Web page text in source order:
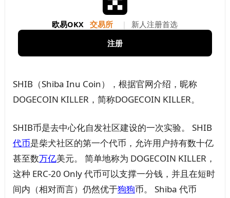
欧易OKX 交易所 |
新人注册首选
注册
SHIB（Shiba Inu Coin），根据官网介绍，昵称
DOGECOIN KILLER，简称DOGECOIN KILLER。
SHIB币是去中心化自发社区建设的一次实验。 SHIB
代币是柴犬社区的第一个代币，允许用户持有数十亿
甚至数万亿美元。 简单地称为 DOGECOIN KILLER，
这种 ERC-20 Only 代币可以支撑一分钱，并且在短时
间内（相对而言）仍然优于狗狗币。 Shiba 代币